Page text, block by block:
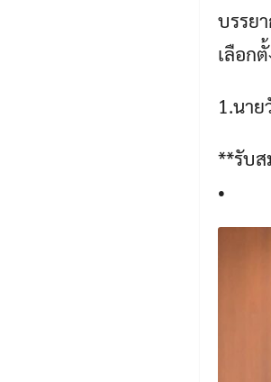
บรรย
เลือก
1.นา
**รับส
•